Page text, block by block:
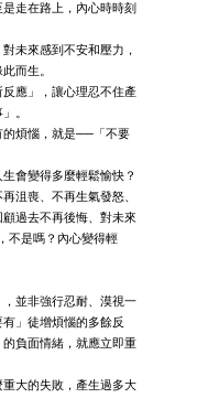
走在路上，內心時時刻
未來感到不安和壓力，
而生。
應」，讓心理忍不住產
。
的煩惱，就是──「不要
會變得多麼輕鬆愉快？
沮喪、不再生氣發怒、
過去不再後悔、對未來
不是嗎？內心變得輕
並非強行忍耐、漠視一
」徒增煩惱的多餘反
負面情緒，就應立即重
大的失敗，產生過多大